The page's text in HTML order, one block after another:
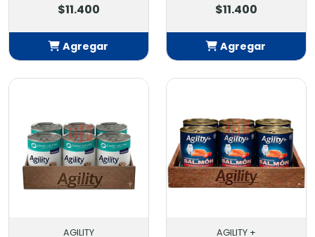
$11.400
Agregar
$11.400
Agregar
AGILITY AGILITY +